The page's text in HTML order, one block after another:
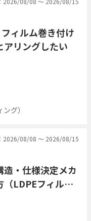
ィルム巻き付け
リングしたい
グ）
2026/08/08 〜 2026/08/15
・仕様決定メカ
（LDPEフィル